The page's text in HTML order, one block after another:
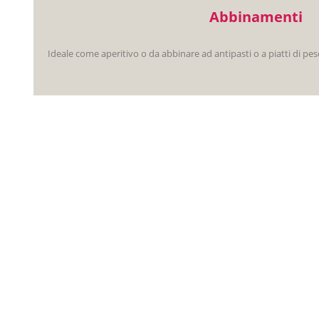
Abbinamenti
Ideale come aperitivo o da abbinare ad antipasti o a piatti di